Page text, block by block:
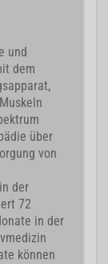
und
dem
über
von
der
72
in der
können